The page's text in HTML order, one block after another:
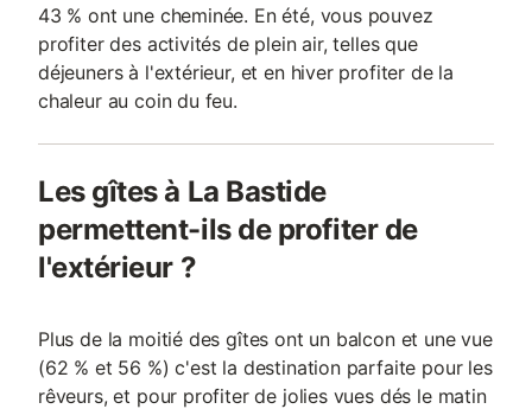
43 % ont une cheminée. En été, vous pouvez
profiter des activités de plein air, telles que
déjeuners à l'extérieur, et en hiver profiter de la
chaleur au coin du feu.
Les gîtes à La Bastide
permettent-ils de profiter de
l'extérieur ?
Plus de la moitié des gîtes ont un balcon et une vue
(62 % et 56 %) c'est la destination parfaite pour les
rêveurs, et pour profiter de jolies vues dés le matin